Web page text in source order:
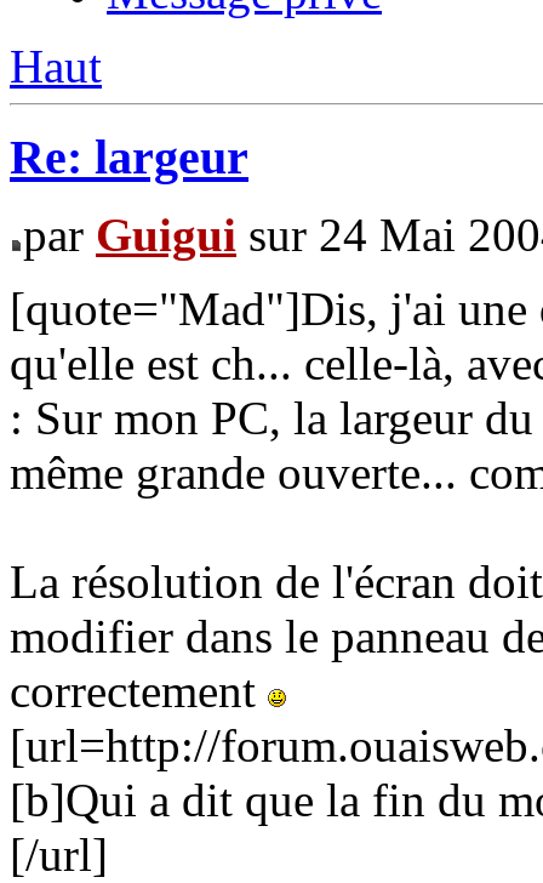
Haut
Re: largeur
par Guigui sur 24 Mai
[quote="Mad"]Dis, j'ai une
qu'elle est ch... celle-là,
: Sur mon PC, la largeur
même grande ouverte...
La résolution de l'écran
modifier dans le panneau
correctement
[url=http://
[b]Qui a dit que la fin du
[/url]